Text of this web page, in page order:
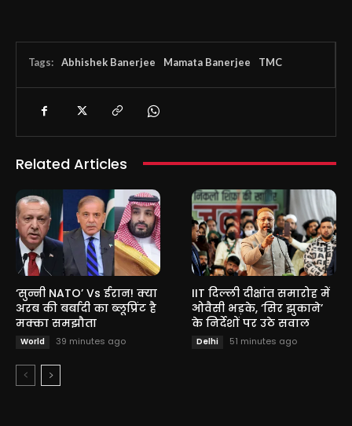
Tags: Abhishek Banerjee Mamata Banerjee TMC
Related Articles
‘सुन्नी NATO’ Vs ईरान! क्या
अरब की बर्बादी का ब्लूप्रिंट है
मक्का समझौता
World 39 minutes ago
IIT दिल्ली दीक्षांत समारोह में
ओवैसी भड़के, ‘सिर झुकाने’
के निर्देशों पर उठे सवाल
Delhi 51 minutes ago